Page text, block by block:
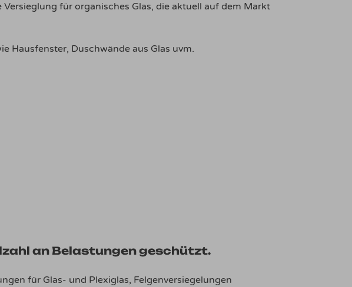
für organisches Glas, die aktuell auf dem Markt
Hausfenster, Duschwände aus Glas uvm.
an Belastungen geschützt.
für Glas- und Plexiglas, Felgenversiegelungen